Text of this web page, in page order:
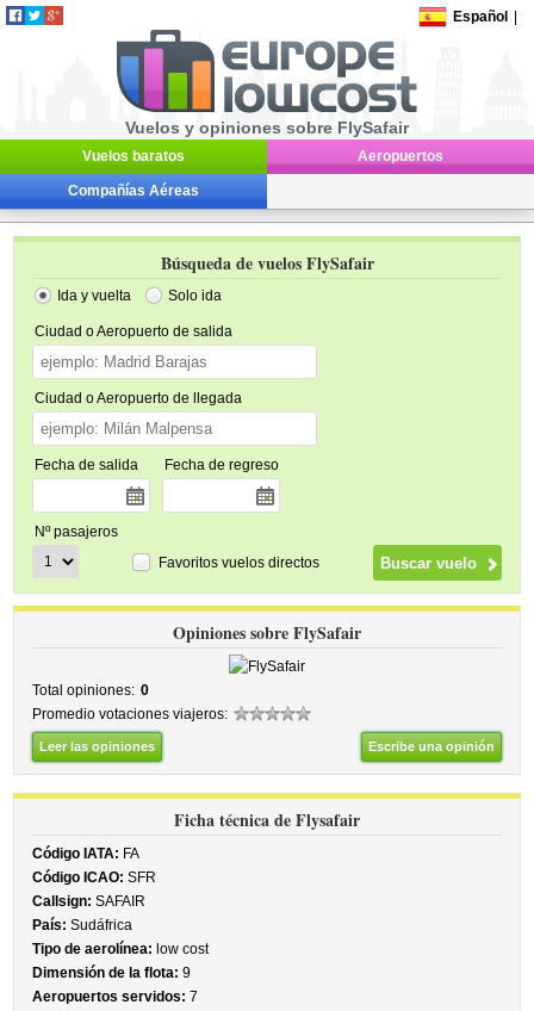
Español
Vuelos y opiniones sobre FlySafair
Vuelos baratos Aeropuertos
Compañías Aéreas
Búsqueda de vuelos FlySafair
Ida y vuelta Solo ida
Ciudad o Aeropuerto de salida
Ciudad o Aeropuerto de llegada
Fecha de salida Fecha de regreso
Nº pasajeros
Favoritos vuelos directos
Opiniones sobre FlySafair
Total opiniones: 0
Promedio votaciones viajeros:
Leer las opiniones Escribe una opinión
Ficha técnica de Flysafair
Código IATA: FA
Código ICAO: SFR
Callsign: SAFAIR
País: Sudáfrica
Tipo de aerolínea: low cost
Dimensión de la flota: 9
Aeropuertos servidos: 7